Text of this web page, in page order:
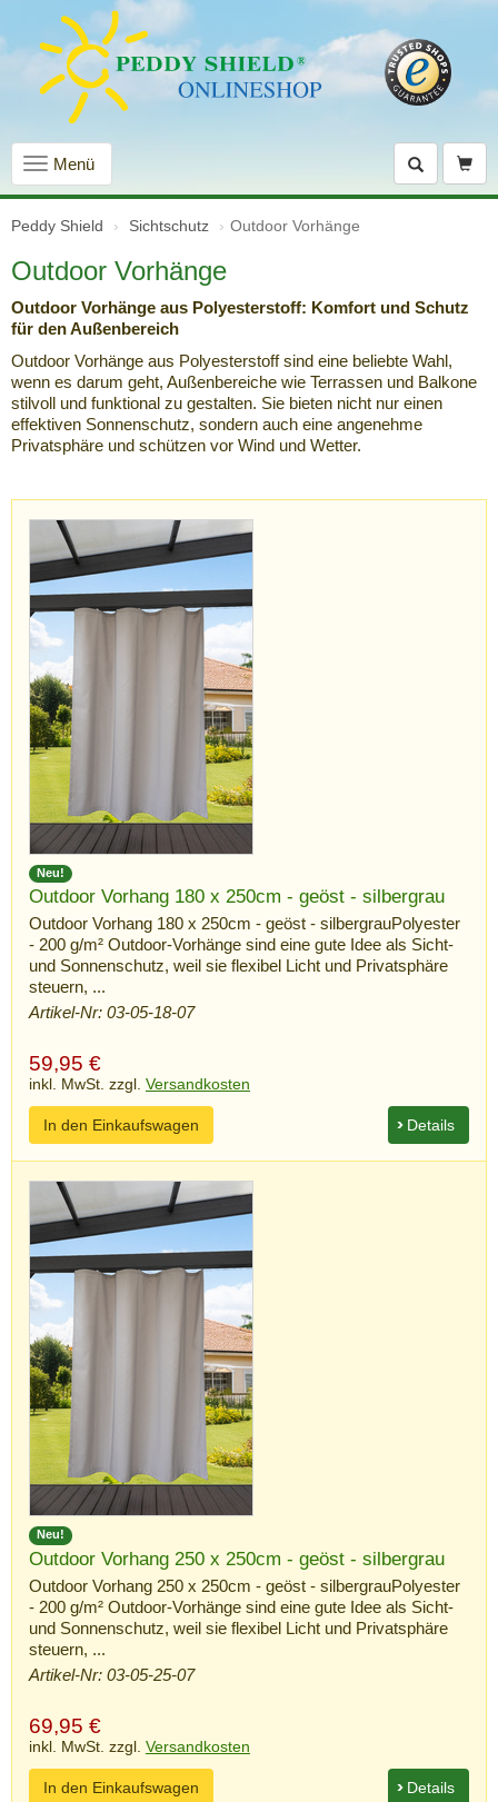
Navigation
einblenden
Menü
Peddy Shield Sichtschutz Outdoor Vorhänge
Outdoor Vorhänge
Outdoor Vorhänge aus Polyesterstoff: Komfort und Schutz
für den Außenbereich
Outdoor Vorhänge aus Polyesterstoff sind eine beliebte Wahl,
wenn es darum geht, Außenbereiche wie Terrassen und Balkone
stilvoll und funktional zu gestalten. Sie bieten nicht nur einen
effektiven Sonnenschutz, sondern auch eine angenehme
Privatsphäre und schützen vor Wind und Wetter.
Neu!
Outdoor Vorhang 180 x 250cm - geöst - silbergrau
Outdoor Vorhang 180 x 250cm - geöst - silbergrauPolyester
- 200 g/m² Outdoor-Vorhänge sind eine gute Idee als Sicht-
und Sonnenschutz, weil sie flexibel Licht und Privatsphäre
steuern, ...
Artikel-Nr: 03-05-18-07
59,95 €
inkl. MwSt. zzgl. Versandkosten
Details
In den Einkaufswagen
Neu!
Outdoor Vorhang 250 x 250cm - geöst - silbergrau
Outdoor Vorhang 250 x 250cm - geöst - silbergrauPolyester
- 200 g/m² Outdoor-Vorhänge sind eine gute Idee als Sicht-
und Sonnenschutz, weil sie flexibel Licht und Privatsphäre
steuern, ...
Artikel-Nr: 03-05-25-07
69,95 €
inkl. MwSt. zzgl. Versandkosten
Details
In den Einkaufswagen